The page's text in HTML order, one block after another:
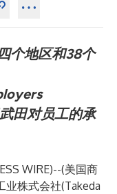
个地区和38个
田对员工的承
WIRE)--(美国商
业株式会社(Takeda